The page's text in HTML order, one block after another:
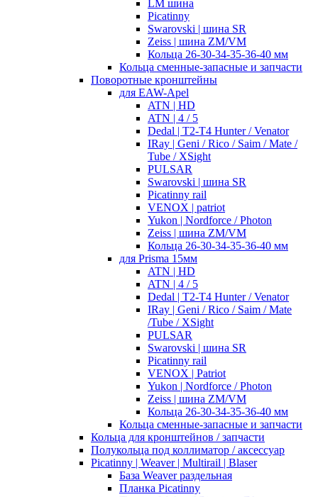
LM шина
Picatinny
Swarovski | шина SR
Zeiss | шина ZM/VM
Кольца 26-30-34-35-36-40 мм
Кольца сменные-запасные и запчасти
Поворотные кронштейны
для EAW-Apel
ATN | HD
ATN | 4 / 5
Dedal | T2-T4 Hunter / Venator
IRay | Geni / Rico / Saim / Mate /
Tube / XSight
PULSAR
Swarovski | шина SR
Picatinny rail
VENOX | patriot
Yukon | Nordforce / Photon
Zeiss | шина ZM/VM
Кольца 26-30-34-35-36-40 мм
для Prisma 15мм
ATN | HD
ATN | 4 / 5
Dedal | T2-T4 Hunter / Venator
IRay | Geni / Rico / Saim / Mate
/Tube / XSight
PULSAR
Swarovski | шина SR
Picatinny rail
VENOX | Patriot
Yukon | Nordforce / Photon
Zeiss | шина ZM/VM
Кольца 26-30-34-35-36-40 мм
Кольца сменные-запасные и запчасти
Кольца для кронштейнов / запчасти
Полукольца под коллиматор / аксессуар
Picatinny | Weaver | Multirail | Blaser
База Weaver раздельная
Планка Picatinny